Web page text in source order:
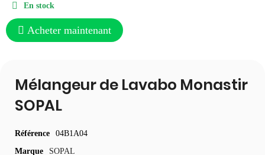
Mélangeur de Lavabo Monastir
SOPAL
Référence
04B1A04
Marque
SOPAL
En stock
Acheter maintenant